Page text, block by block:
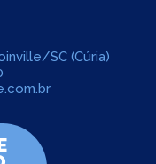
SC (Cúria)